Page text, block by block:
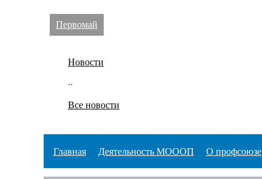
Первомай
Новости
..
Все новости
Главная Деятельность МОООП О профсоюзе